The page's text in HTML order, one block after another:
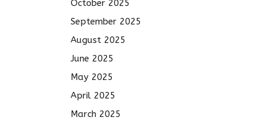
October 2025
September 2025
August 2025
June 2025
May 2025
April 2025
March 2025